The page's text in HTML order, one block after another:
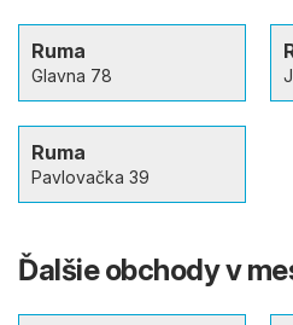
Ruma
Glavna 78
Ruma
Pavlovačka 39
Ďalšie obchody v